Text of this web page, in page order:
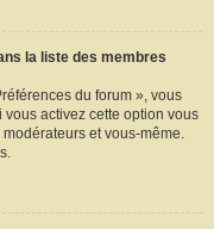
la liste des membres
du forum », vous
vous activez cette option vous
et vous-même.